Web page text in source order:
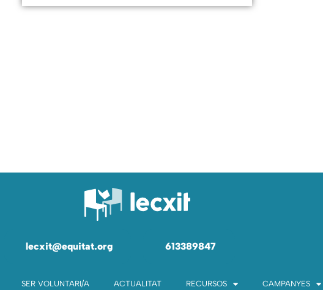
lecxit@equitat.org 613389847
SER VOLUNTARI/A ACTUALITAT RECURSOS CAMPANYES